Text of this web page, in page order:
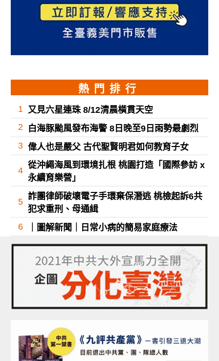
熱門排行
1 又見六星連珠 8/12清晨橫貫天空
2 白海豚颱風發布海警 8日晚至9日雨勢最劇烈
3 偉人也是嚴父 古代聖賢明君如何教育子女
4
從沖繩海風到環境扎根 桃園打造「國際參訪 x
永續育樂營」
5
詐團律師破壞電子手環棄保潛逃 桃檢起訴6共
犯求重刑、母通緝
6
｜圖解新聞｜日常小病的簡易家庭療法